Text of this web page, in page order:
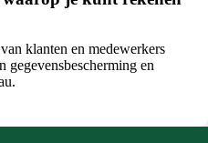
klanten en medewerkers
gegevensbescherming en